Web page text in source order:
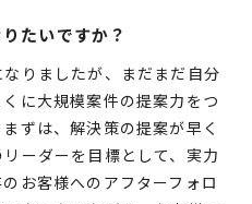
たいですか？
りましたが、まだまだ自分
に大規模案件の提案力をつ
ずは、解決策の提案が早く
ーダーを目標として、実力
お客様へのアフターフォロ